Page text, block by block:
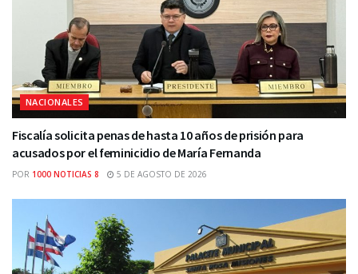
NACIONALES
Fiscalía solicita penas de hasta 10 años de prisión para
acusados por el feminicidio de María Fernanda
POR 1000 NOTICIAS 8 5 DE AGOSTO DE 2026